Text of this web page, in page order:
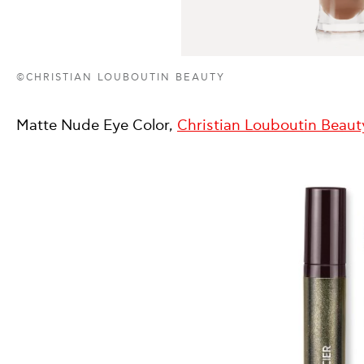
©CHRISTIAN LOUBOUTIN BEAUTY
Matte Nude Eye Color, Christian Louboutin